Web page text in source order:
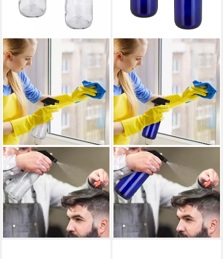
RELAXDAYS
Sprühflasche 8 x
Sprühflasche aus Glas, (2er
Set, 2-tlg., 2er Set)
33,99 € UVP59,99 €
-43%
lieferbar - in 2-3 Werktagen bei dir
RELAXDAYS
Sprühflasche 4 x
Sprühflasche Glas Blau, (2er-
Set, 2-tlg., 2er Set)
20,95 € UVP39,99 €
-48%
lieferbar - in 2-3 Werktagen bei dir